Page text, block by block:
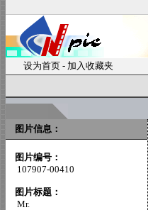
设为首页 - 加入收藏夹
图片信息：
图片编号：
107907-00410
图片标题：
Mr.